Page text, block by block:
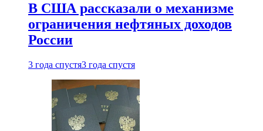
В США рассказали о механизме
ограничения нефтяных доходов
России
3 года спустя3 года спустя